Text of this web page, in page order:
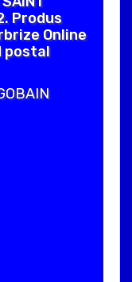
Produs
Online
postal